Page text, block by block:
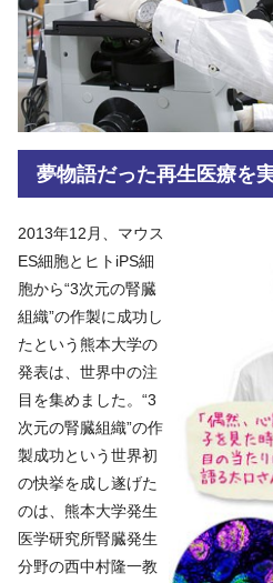
夢物語だった再生医療を
2013年12月、マウス
ES細胞とヒトiPS細
胞から“3次元の腎臓
組織”の作製に成功し
たという熊本大学の
発表は、世界中の注
目を集めました。“3
次元の腎臓組織”の作
製成功という世界初
の快挙を成し遂げた
のは、熊本大学発生
医学研究所腎臓発生
分野の西中村隆一教